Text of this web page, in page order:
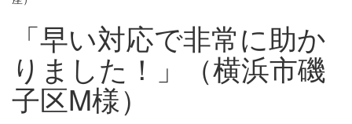
「早い対応で非常に助か
りました！」（横浜市磯
子区M様）